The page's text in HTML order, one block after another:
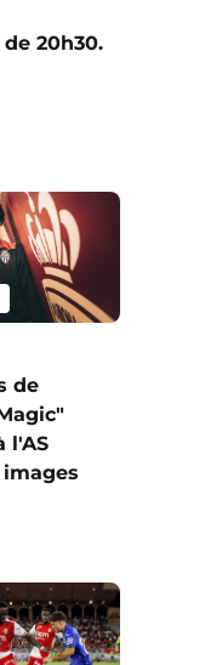
20h30.
de
l'AS
images